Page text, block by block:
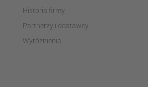
Historia firmy
Partnerzy i dostawcy
Wyróżnienia